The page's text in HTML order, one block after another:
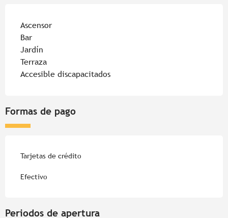
Ascensor
Bar
Jardín
Terraza
Accesible discapacitados
Formas de pago
Tarjetas de crédito
Efectivo
Periodos de apertura